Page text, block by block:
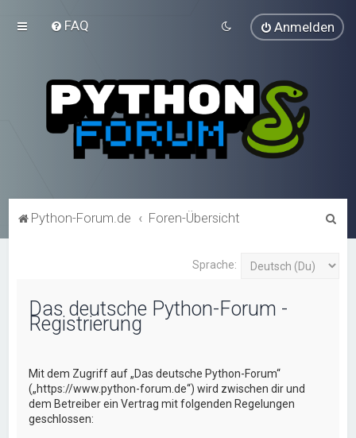
FAQ Anmelden
Python-Forum.de Foren-Übersicht
Sprache:
Das deutsche Python-Forum -
Registrierung
Mit dem Zugriff auf „Das deutsche Python-Forum“
(„https://www.python-forum.de“) wird zwischen dir und
dem Betreiber ein Vertrag mit folgenden Regelungen
geschlossen: